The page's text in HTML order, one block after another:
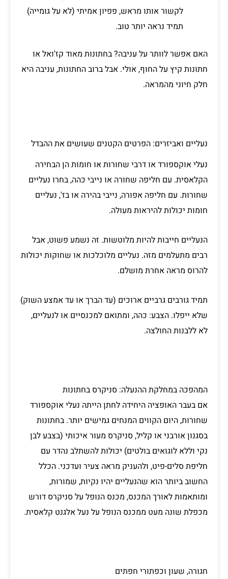
לקשור אותו מראש, פפיון אמיתי (לא על גומייה)
תמיד נראה יותר טוב.
האם אפשר לוותר על עניבה? בחתונות מאוד קז'ואל או
חתונות קיץ על החוף, אולי. אבל ברוב החתונות, עניבה היא
חלק חיוני מהמראה.
נעליים ואביזרים: הפרטים הקטנים שעושים את ההבדל
נעלי אוקספורד או דרבי שחורות או חומות הן הבחירה
הקלאסית. עם חליפה שחורה או נייבי כהה, בחרו נעליים
שחורות. עם חליפה אפורה, נייבי בהירה או בז', נעליים
חומות יכולות להיראות מעולה.
הנעליים חייבות להיות מלוטשות. זה נשמע פשוט, אבל
רבים מתעלמים מזה. נעליים מלוכלכות או שחוקות יכולות
להרוס מראה אחרת מושלם.
תמיד גורבים גרביים ארוכים (עד הברך או עד אמצע השוק)
שלא ייפלו. הצבע: כהה, ומתואם למכנסיים או לנעליים,
לא ללבנות החולצה.
המהפכה במחלקת ההנעלה: סניקרס בחתונות
אם בעבר האופציה היחידה לחתן הייתה נעלי אוקספורד
שחורות, היום הקווים המנחים גמישים יותר. בחתונות
בסגנון אורבני או קליל, סניקרס מעור איכותי (בצבע לבן
נקי וללא לוגואים בולטים) יכולות להשתלב נהדר עם
חליפת סלים-פיט, ולהעניק מראה צעיר ועדכני. הכלל
החשוב ביותר הוא שהנעליים יהיו נקיות, שמורות,
ומותאמות לאורך המכנס, מכנס הנופל על סניקרס דורש
מכפלת שונה מעט ממכנס הנופל על נעל אלגנט קלאסית.
חגורה, שעון וכפתורי חפתים